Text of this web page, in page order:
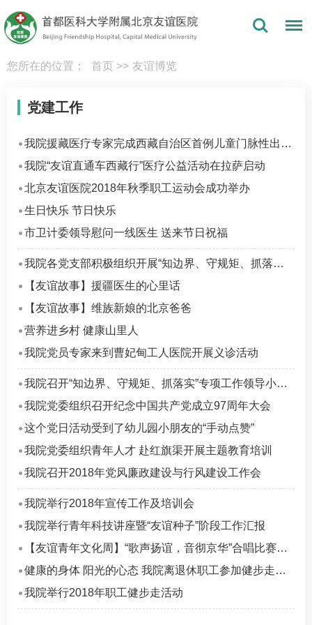
您所在的位置： 首页 >> 友谊博览
党建工作
我院援藏医疗专家完成西藏自治区首例儿童门脉性出血内镜下止血术
我院“友谊直通车西藏行”医疗公益活动在拉萨启动
北京友谊医院2018年秋季职工运动会成功举办
生日快乐 节日快乐
市卫计委领导慰问一线医生 送来节日祝福
我院各党支部积极组织开展“知边界、守规矩、抓落实”学习教育活动
【友谊故事】援疆医生的心里话
【友谊故事】维族新娘的北京爸爸
营养进乡村 健康山里人
我院党员专家来到曹妃甸工人医院开展义诊活动
我院召开“知边界、守规矩、抓落实”专项工作领导小组办公室会议
我院党委组织召开纪念中国共产党成立97周年大会
这个党日活动受到了幼儿园小朋友的“手动点赞”
我院党委组织青年人才 赴红旗渠开展主题教育培训
我院召开2018年党风廉政建设与行风建设工作会
我院举行2018年宣传工作及培训会
我院举行青年科技讲座暨“友谊种子”阶段工作汇报
【友谊青年文化周】“歌声扬谊，音彻京华”合唱比赛成功举办
健康的身体 阳光的心态 我院离退休职工参加健步走活动
我院举行2018年职工健步走活动